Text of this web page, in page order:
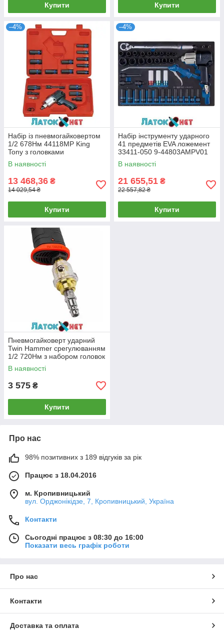
Купити Купити
–4%
Набір із пневмогайковертом
1/2 678Нм 44118MP King
Tony з головками
В наявності
13 468,36 ₴
14 029,54 ₴
Купити
–4%
Набір інструменту ударного
41 предметів EVA ложемент
33411-050 9-44803AMPV01
KingTony
В наявності
21 655,51 ₴
22 557,82 ₴
Купити
Пневмогайковерт ударний
Twin Hammer срегулюванням
1/2 720Hм з набором головок
RT-5270K(FK) ForceKraft
В наявності
3 575 ₴
Купити
Про нас
98% позитивних з 189 відгуків за рік
Працює з 18.04.2016
м. Кропивницький
вул. Орджонікідзе, 7, Кропивницький, Україна
Контакти
Сьогодні працює з 08:30 до 16:00
Показати весь графік роботи
Про нас
Контакти
Доставка та оплата